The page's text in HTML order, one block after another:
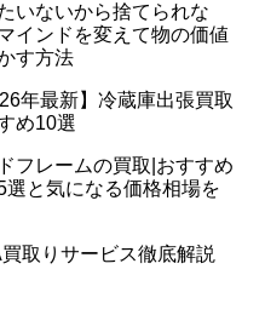
いないから捨てられな
インドを変えて物の価値
す方法
年最新】冷蔵庫出張買取
め10選
フレームの買取|おすすめ
選と気になる価格相場を
買取りサービス徹底解説